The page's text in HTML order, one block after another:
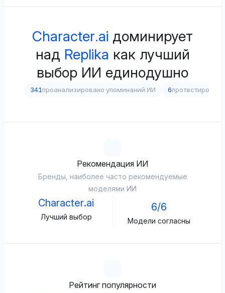
Character.ai доминирует
над Replika как лучший
выбор ИИ единодушно
341 проанализировано упоминаний ИИ 6
Рекомендация ИИ
Бренды, наиболее часто рекомендуемые
моделями ИИ
Character.ai
Лучший выбор
6/6
Модели согласны
Рейтинг популярности